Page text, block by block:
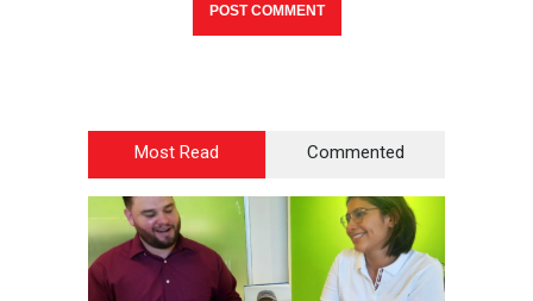
Most Read Commented